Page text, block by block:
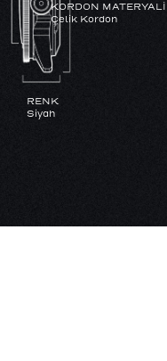
RENK
Siyah
KORDON MATERYALİ
Çelik Kordon